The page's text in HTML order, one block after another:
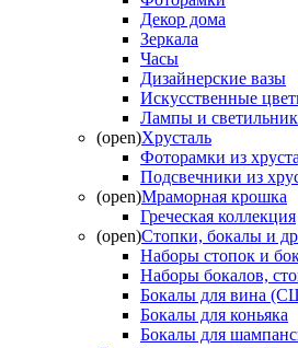
Декор дома
Зеркала
Часы
Дизайнерские вазы
Искусственные
Лампы и
(open)Хрусталь
Фоторамки из
Подсвечники из
(open)Мраморная крошка
Греческая коллекция
(open)Стопки, бокалы и
Наборы стопок и
Наборы бокалов,
Бокалы для вина
Бокалы для коньяка
Бокалы для